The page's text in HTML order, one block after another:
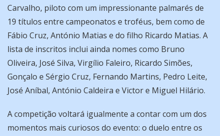
Carvalho, piloto com um impressionante palmarés de
19 títulos entre campeonatos e troféus, bem como de
Fábio Cruz, António Matias e do filho Ricardo Matias. A
lista de inscritos inclui ainda nomes como Bruno
Oliveira, José Silva, Virgílio Faleiro, Ricardo Simões,
Gonçalo e Sérgio Cruz, Fernando Martins, Pedro Leite,
José Aníbal, António Caldeira e Victor e Miguel Hilário.
A competição voltará igualmente a contar com um dos
momentos mais curiosos do evento: o duelo entre os